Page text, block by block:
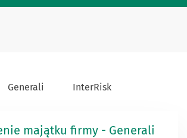
Generali InterRisk
majątku firmy - Generali